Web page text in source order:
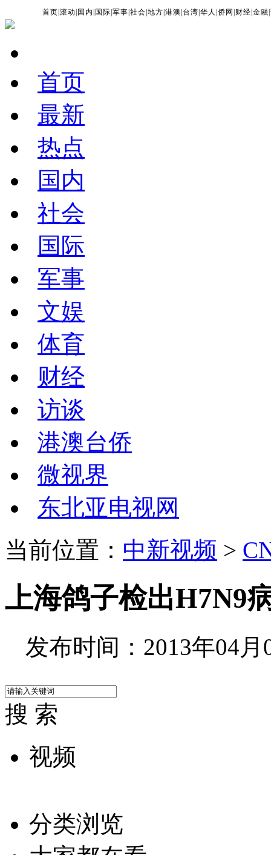
首页 |滚动 国内 国际 |军事 |社会 |地方 |港澳 台湾 |华人 |侨网 财经 |金融 |
首页
最新
热点
国内
社会
国际
军事
文娱
体育
财经
访谈
港澳台侨
微视界
东北亚电视网
当前位置： 中新视频 >
上海鸽子检出H7N9
发布时间：2013年04月
搜 索
视频
分类浏览